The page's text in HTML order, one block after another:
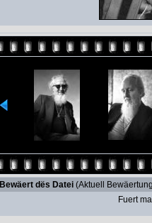
Bewäert dës Datei(Aktuell
Fuert